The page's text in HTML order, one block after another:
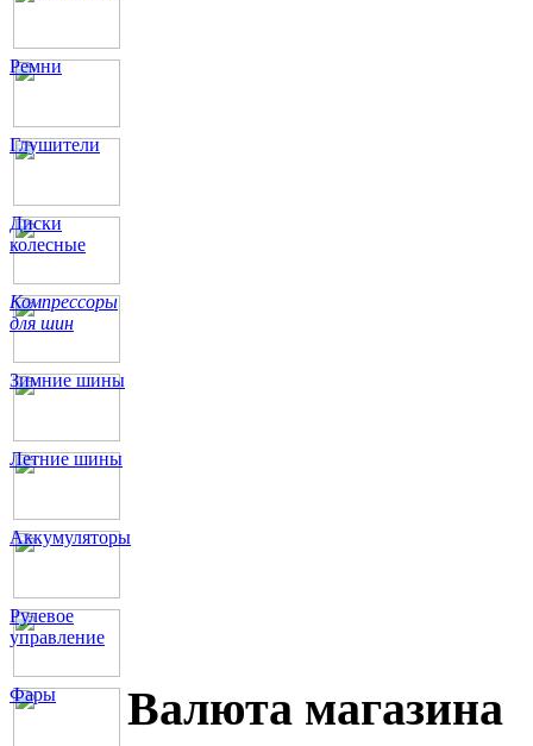
Ремни
Глушители
Диски
колесные
Компрессоры
для шин
Зимние шины
Летние шины
Аккумуляторы
Рулевое
управление
Фары Валюта магазина